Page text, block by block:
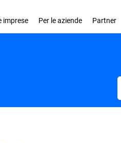
imprese Per le aziende Partner